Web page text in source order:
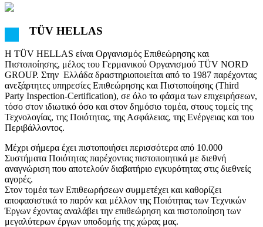
TÜV HELLAS
Η TÜV HELLAS είναι Οργανισμός Επιθεώρησης και
Πιστοποίησης, μέλος του Γερμανικού Οργανισμού TÜV NORD
GROUP. Στην Ελλάδα δραστηριοποιείται από το 1987 παρέχοντας
ανεξάρτητες υπηρεσίες Επιθεώρησης και Πιστοποίησης (Third
Party Inspection-Certification), σε όλο το φάσμα των επιχειρήσεων,
τόσο στον ιδιωτικό όσο και στον δημόσιο τομέα, στους τομείς της
Τεχνολογίας, της Ποιότητας, της Ασφάλειας, της Ενέργειας και του
Περιβάλλοντος.
Μέχρι σήμερα έχει πιστοποιήσει περισσότερα από 10.000
Συστήματα Ποιότητας παρέχοντας πιστοποιητικά με διεθνή
αναγνώριση που αποτελούν διαβατήριο εγκυρότητας στις διεθνείς
αγορές.
Στον τομέα των Επιθεωρήσεων συμμετέχει και καθορίζει
αποφασιστικά το παρόν και μέλλον της Ποιότητας των Τεχνικών
Έργων έχοντας αναλάβει την επιθεώρηση και πιστοποίηση των
μεγαλύτερων έργων υποδομής της χώρας μας.